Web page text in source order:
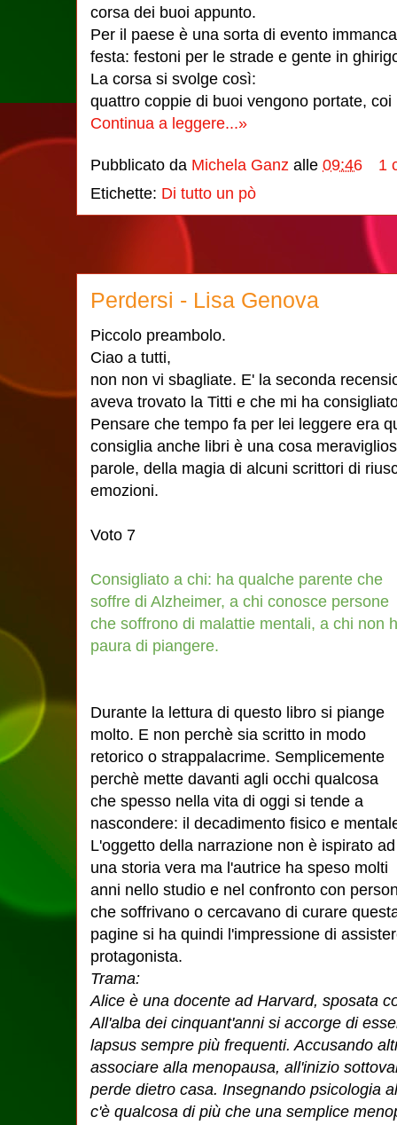
corsa dei buoi appunto.
Per il paese è una sorta di evento
festa: festoni per le strade e gente in
La corsa si svolge così:
quattro coppie di buoi vengono portate,
Continua a leggere...»
Pubblicato da Michela Ganz alle 09:46
1
Etichette: Di tutto un pò
Perdersi - Lisa Genova
Piccolo preambolo.
Ciao a tutti,
non non vi sbagliate. E' la seconda
aveva trovato la Titti e che mi ha
Pensare che tempo fa per lei leggere era
consiglia anche libri è una cosa
parole, della magia di alcuni scrittori di
emozioni.
Voto 7
Consigliato a chi: ha qualche parente che
soffre di Alzheimer, a chi conosce persone
che soffrono di malattie mentali, a chi non
paura di piangere.
Durante la lettura di questo libro si piange
molto. E non perchè sia scritto in modo
retorico o strappalacrime. Semplicemente
perchè mette davanti agli occhi qualcosa
che spesso nella vita di oggi si tende a
nascondere: il decadimento fisico e
L'oggetto della narrazione non è ispirato ad
una storia vera ma l'autrice ha speso molti
anni nello studio e nel confronto con
che soffrivano o cercavano di curare
pagine si ha quindi l'impressione di
protagonista.
Trama:
Alice è una docente ad Harvard, sposata
All'alba dei cinquant'anni si accorge di
lapsus sempre più frequenti. Accusando
associare alla menopausa, all'inizio
perde dietro casa. Insegnando psicologia
c'è qualcosa di più che una semplice